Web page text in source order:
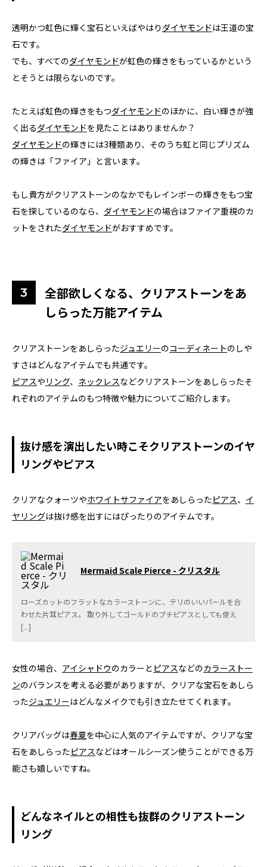
透明かつ虹色に輝く宝石といえばやはり ダイヤモンドは王道の宝
石です。
でも、すべてのダイヤモンドが虹色の輝きをもっているかという
とそうとは限らないのです。
たとえば虹色の輝きをもつダイヤモンドのほかに、白い輝きが強
く出るダイヤモンドを見たことはありませんか？
ダイヤモンドの輝きには3種類あり、そのうち虹と同じプリズム
の輝きは「ファイア」と言います。
もし貴方がクリアストーンのなかでもレインボーの輝きをもつ宝
石を探しているのなら、 ダイヤモンドの場合はファイア重視のカ
ットをされたダイヤモンドがおすすめです。
全部欲しくなる、クリアストーンをあ
しらった万能アイテム
クリアストーンをあしらったジュエリーのコーディネートのしや
すさはどんなアイテムでも共通です。
ピアスや リング、 ネックレスなどクリアストーンをあしらったそ
れぞれのアイテムのもつ特徴や魅力についてご紹介します。
抜け感を演出したい時こそクリアストーンのイヤ
リングやピアス
クリアなクォーツやホワイトサファイアをあしらったピアス、 イ
ヤリングは抜け感を出すにはぴったりのアイテムです。
Mermaid Scale Pierce - クリスタル
ローズカットのフラットなカラーストーンに、テリのいいパールを合
わせた片耳ピアス。 取り外してゴールドのプチピアスとしても使え
[...]
女性の場合、 アイシャドウのカラーと ピアスなどのカラーストー
ンのバランスを考える必要がありますが、クリアな宝石をあしら
ったジュエリーはどんなメイクでも引き立たせてくれます。
クリアバッグは春夏を中心に人気のアイテムですが、クリアな宝
石をあしらったピアスなどはオールシーズン使うことができる万
能さも嬉しいですね。
どんなネイルとの相性も抜群のクリアストーン
リング